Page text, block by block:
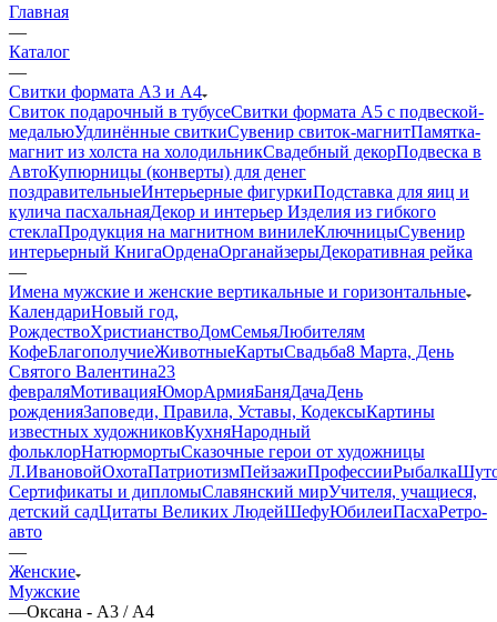
Главная
—
Каталог
—
Свитки формата А3 и А4
Свиток подарочный в тубусеСвитки формата А5 с подвеской-
медальюУдлинённые свиткиСувенир свиток-магнитПамятка-
магнит из холста на холодильникСвадебный декорПодвеска в
АвтоКупюрницы (конверты) для денег
поздравительныеИнтерьерные фигуркиПодставка для яиц и
кулича пасхальнаяДекор и интерьер Изделия из гибкого
стеклаПродукция на магнитном винилеКлючницыСувенир
интерьерный КнигаОрденаОрганайзерыДекоративная рейка
—
Имена мужские и женские вертикальные и горизонтальные
КалендариНовый год,
РождествоХристианствоДомСемьяЛюбителям
КофеБлагополучиеЖивотныеКартыСвадьба8 Марта, День
Святого Валентина23
февраляМотивацияЮморАрмияБаняДачаДень
рожденияЗаповеди, Правила, Уставы, КодексыКартины
известных художниковКухняНародный
фольклорНатюрмортыСказочные герои от художницы
Л.ИвановойОхотаПатриотизмПейзажиПрофессииРыбалка
Сертификаты и дипломыСлавянский мирУчителя, учащиеся,
детский садЦитаты Великих ЛюдейШефуЮбилеиПасхаРетро-
авто
—
Женские
Мужские
—Оксана - А3 / А4